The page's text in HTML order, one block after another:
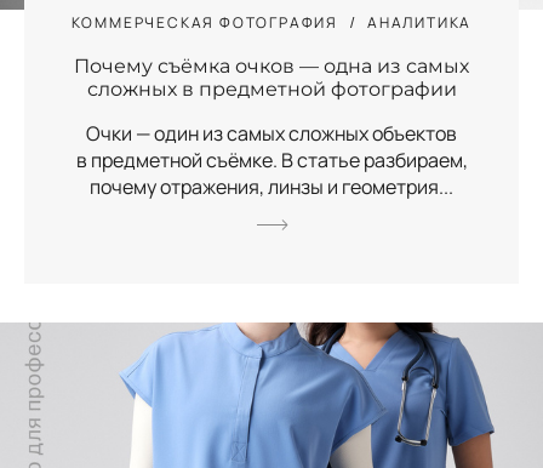
КОММЕРЧЕСКАЯ ФОТОГРАФИЯ АНАЛИТИКА
Почему съёмка очков — одна из самых
сложных в предметной фотографии
Очки — один из самых сложных объектов
в предметной съёмке. В статье разбираем,
почему отражения, линзы и геометрия...